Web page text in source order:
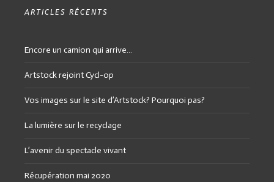
ARTICLES RÉCENTS
Encore un camion qui arrive…
Artstock rejoint Cycl-op
Vos images sur le site d’Artstock? Pourquoi pas?
La lumière sur le recyclage
L’avenir du spectacle vivant
Récupération mai 2020